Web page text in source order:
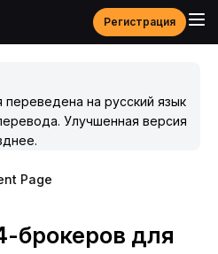
Регистрация
на русский язык
Улучшенная версия
Page
брокеров для